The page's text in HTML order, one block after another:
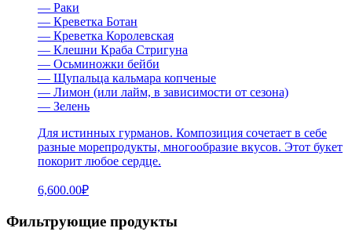
— Раки
— Креветка Ботан
— Креветка Королевская
— Клешни Краба Стригуна
— Осьминожки бейби
— Щупальца кальмара копченые
— Лимон (или лайм, в зависимости от сезона)
— Зелень
Для истинных гурманов. Композиция сочетает в себе
разные морепродукты, многообразие вкусов. Этот букет
покорит любое сердце.
6,600.00₽
Фильтрующие продукты